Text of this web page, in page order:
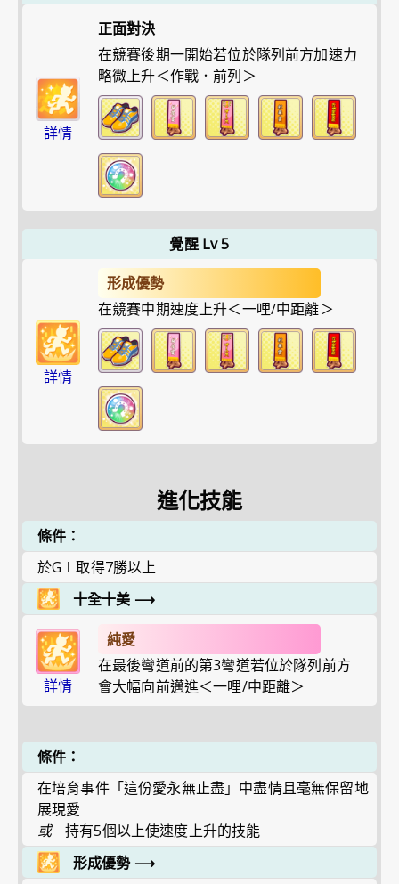
詳情
正面對決
在競賽後期一開始若位於隊列前方加速力
略微上升＜作戰．前列＞
覺醒 Lv 5
詳情
形成優勢
在競賽中期速度上升＜一哩/中距離＞
進化技能
條件：
於GⅠ取得7勝以上
十全十美 ⟶
詳情
純愛
在最後彎道前的第3彎道若位於隊列前方
會大幅向前邁進＜一哩/中距離＞
條件：
在培育事件「這份愛永無止盡」中盡情且毫無保留地
展現愛
或
持有5個以上使速度上升的技能
形成優勢 ⟶